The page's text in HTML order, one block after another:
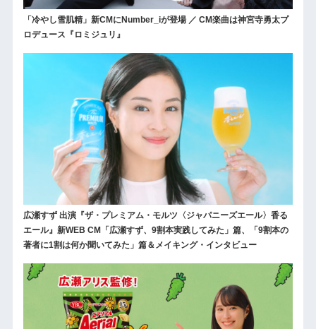
「冷やし雪肌精」新CMにNumber_iが登場 ／ CM楽曲は神宮寺勇太プ
ロデュース『ロミジュリ』
広瀬すず 出演『ザ・プレミアム・モルツ〈ジャパニーズエール〉香る
エール』新WEB CM「広瀬すず、9割本実践してみた」篇、「9割本の
著者に1割は何か聞いてみた」篇＆メイキング・インタビュー